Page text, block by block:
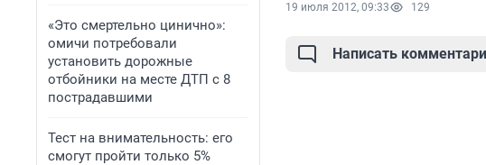
«Это смертельно цинично»:
омичи потребовали
установить дорожные
отбойники на месте ДТП с 8
пострадавшими
Тест на внимательность: его
смогут пройти только 5%
19 июля 2012, 09:33 129
Написать